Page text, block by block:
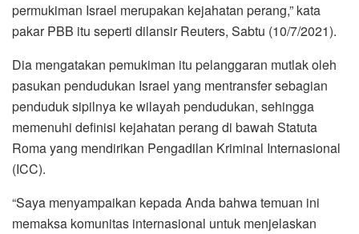
permukiman Israel merupakan kejahatan perang,” kata
pakar PBB itu seperti dilansir Reuters, Sabtu (10/7/2021).
Dia mengatakan pemukiman itu pelanggaran mutlak oleh
pasukan pendudukan Israel yang mentransfer sebagian
penduduk sipilnya ke wilayah pendudukan, sehingga
memenuhi definisi kejahatan perang di bawah Statuta
Roma yang mendirikan Pengadilan Kriminal Internasional
(ICC).
“Saya menyampaikan kepada Anda bahwa temuan ini
memaksa komunitas internasional untuk menjelaskan